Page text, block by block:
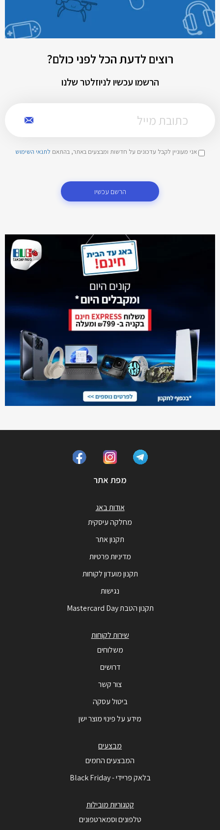
רוצים לדעת הכל לפני כולם?
הרשמו עכשיו לניוזלטר שלנו
אני מעוניין לקבל עדכונים על חדשות ומבצעים באתר, בהתאם לתנאי השימוש
הרשם עכשיו
מפת אתר
אודות באג
מחלקה עיסקית
תקנון אתר
מדיניות פרטיות
תקנון מועדון לקוחות
נגישות
תקנון הטבת Mastercard Day
שירות לקוחות
משלוחים
דרושים
צור קשר
ביטול עסקה
מידע על פינוי מוצר ישן
מבצעים
המבצעים החמים
בלאק פריידי - Black Friday
קטגוריות מובילות
טלפונים וסמארטפונים